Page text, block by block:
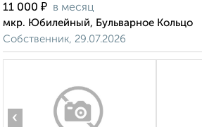
11 000 ₽ в месяц
мкр. Юбилейный, Бульварное Кольцо
Собственник, 29.07.2026
‹